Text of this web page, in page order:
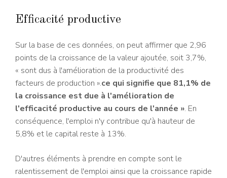
Efficacité productive
Sur la base de ces données, on peut affirmer que 2,96
points de la croissance de la valeur ajoutée, soit 3,7%,
« sont dus à l'amélioration de la productivité des
facteurs de production ».ce qui signifie que 81,1% de
la croissance est due à l'amélioration de
l'efficacité productive au cours de l'année ». En
conséquence, l'emploi n'y contribue qu'à hauteur de
5,8% et le capital reste à 13%.
D'autres éléments à prendre en compte sont le
ralentissement de l'emploi ainsi que la croissance rapide